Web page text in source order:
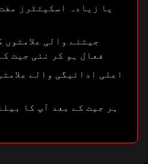
جیتنے والی علامتوں
فعال ہو کر نئی جیت
اعلی ادائیگی والے
ہر جیت کے بعد آپ کا